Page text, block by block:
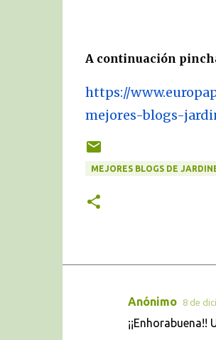
A continuación
https://
mejores-blogs-
MEJORES BLOGS DE
Anónimo 8 de